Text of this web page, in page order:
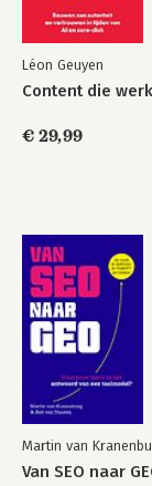
Conclusion You
Appendix: 30-
and Presenting
Glossary.
Léon Geuyen
Content die
€ 29,99
Martin van
Van SEO naar